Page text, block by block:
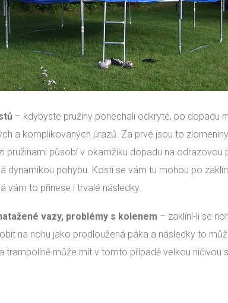
– kdybyste pružiny ponechali odkryté, po dopadu
a komplikovaných úrazů. Za prvé jsou to
pružinami působí v okamžiku dopadu na odrazovou
dynamikou pohybu. Kosti se vám tu mohou po
vám to přinese i trvalé následky.
vazy, problémy s kolenem – zaklíní-li se
na nohu jako prodloužená páka a následky to
trampolíně může mít v tomto případě velkou ničivou